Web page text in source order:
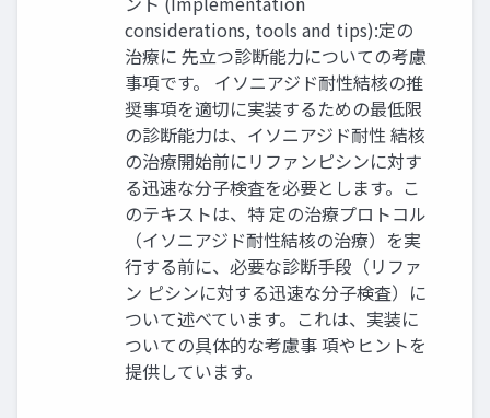
considerations, tools and tips):定の
治療に 先立つ診断能力についての考慮
事項です。 イソニアジド耐性結核の推
奨事項を適切に実装するための最低限
の診断能力は、イソニアジド耐性 結核
の治療開始前にリファンピシンに対す
る迅速な分子検査を必要とします。こ
のテキストは、特 定の治療プロトコル
（イソニアジド耐性結核の治療）を実
行する前に、必要な診断手段（リファ
ン ピシンに対する迅速な分子検査）に
ついて述べています。これは、実装に
ついての具体的な考慮事 項やヒントを
提供しています。